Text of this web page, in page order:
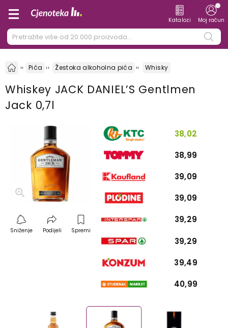
Katalozi Moj račun
Pića Žestoka alkoholna pića Whisky
Whiskey JACK DANIEL’S Gentlmen
Jack 0,7l
Sniženje Podijeli Spremi
38,02
38,99
39,09
39,09
39,29
39,29
39,49
40,99